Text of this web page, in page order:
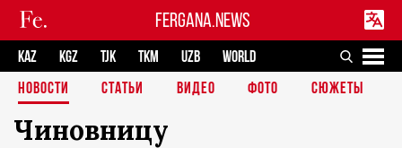
FERGANA.NEWS
KAZ KGZ TJK TKM UZB
WORLD
НОВОСТИ
СТАТЬИ ВИДЕО ФОТО СЮЖЕТЫ
Чиновницу